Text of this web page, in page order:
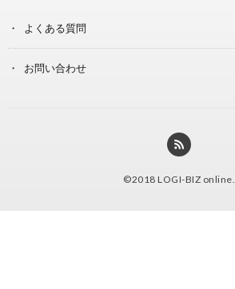
よくある質問
お問い合わせ
©2018 LOGI-BIZ online.